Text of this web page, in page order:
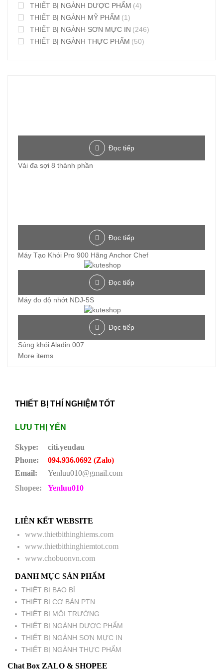
THIẾT BỊ NGÀNH DƯỢC PHẨM (4)
THIẾT BỊ NGÀNH MỸ PHẨM (1)
THIẾT BỊ NGÀNH SƠN MỰC IN (246)
THIẾT BỊ NGÀNH THỰC PHẨM (50)
Đọc tiếp
Vải đa sợi 8 thành phần
Đọc tiếp
Máy Tạo Khói Pro 900 Hãng Anchor Chef
Đọc tiếp
Máy đo độ nhớt NDJ-5S
Đọc tiếp
Súng khói Aladin 007
More items
THIẾT BỊ THÍ NGHIỆM TỐT
LƯU THỊ YẾN
Skype:
citi.yeudau
Phone:
094.936.0692 (Zalo)
Email:
Yenluu010@gmail.com
Shopee:
Yenluu010
LIÊN KẾT WEBSITE
www.thietbithinghiems.com
www.thietbithinghiemtot.com
www.chobuonvn.com
DANH MỤC SẢN PHẨM
THIẾT BỊ BAO BÌ
THIẾT BỊ CƠ BẢN PTN
THIẾT BỊ MÔI TRƯỜNG
THIẾT BỊ NGÀNH DƯỢC PHẨM
THIẾT BỊ NGÀNH SƠN MỰC IN
THIẾT BỊ NGÀNH THỰC PHẨM
Chat Box ZALO & SHOPEE